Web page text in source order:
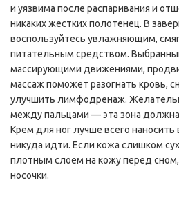
и уязвима после распаривания и
никаких жестких полотенец. В
воспользуйтесь увлажняющим,
питательным средством.
массирующими движениями,
массаж поможет разогнать кровь,
улучшить лимфодренаж.
между пальцами — эта зона должна
Крем для ног лучше всего наносить
никуда идти. Если кожа слишком
плотным слоем на кожу перед
носочки.